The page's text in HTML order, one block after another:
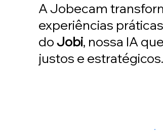
A Jobecam
experiências
doJobi, nossa IA
justos e estratégicos.